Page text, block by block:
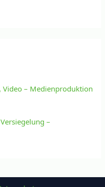
Video – Medienproduktion
–